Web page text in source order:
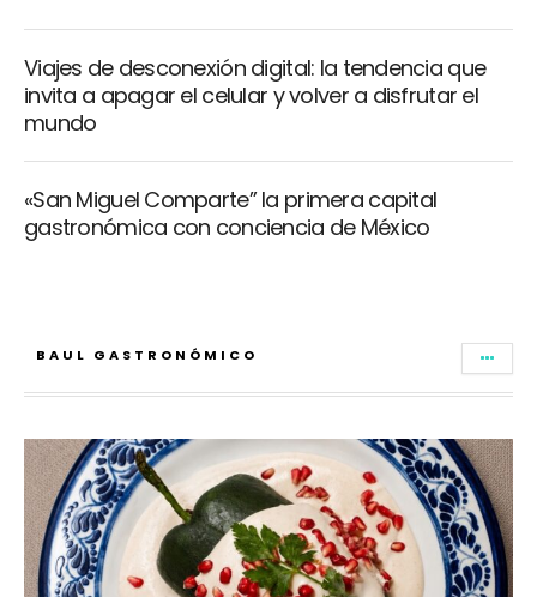
Viajes de desconexión digital: la tendencia que
invita a apagar el celular y volver a disfrutar el
mundo
«San Miguel Comparte” la primera capital
gastronómica con conciencia de México
BAUL GASTRONÓMICO